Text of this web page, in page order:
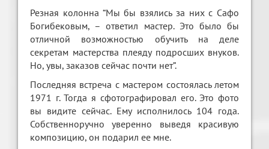
Резная колонна “Мы бы взялись за них с Сафо
Богибековым, – ответил мастер. Это было бы
отличной возможностью обучить на деле
секретам мастерства плеяду подросших внуков.
Но, увы, заказов сейчас почти нет”.
Последняя встреча с мастером состоялась летом
1971 г. Тогда я сфотографировал его. Это фото
вы видите сейчас. Ему исполнилось 104 года.
Собственноручно уверенно выведя красивую
композицию, он подарил ее мне.